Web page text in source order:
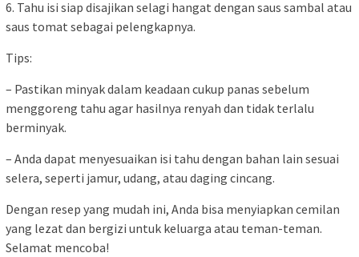
6. Tahu isi siap disajikan selagi hangat dengan saus sambal atau
saus tomat sebagai pelengkapnya.
Tips:
– Pastikan minyak dalam keadaan cukup panas sebelum
menggoreng tahu agar hasilnya renyah dan tidak terlalu
berminyak.
– Anda dapat menyesuaikan isi tahu dengan bahan lain sesuai
selera, seperti jamur, udang, atau daging cincang.
Dengan resep yang mudah ini, Anda bisa menyiapkan cemilan
yang lezat dan bergizi untuk keluarga atau teman-teman.
Selamat mencoba!